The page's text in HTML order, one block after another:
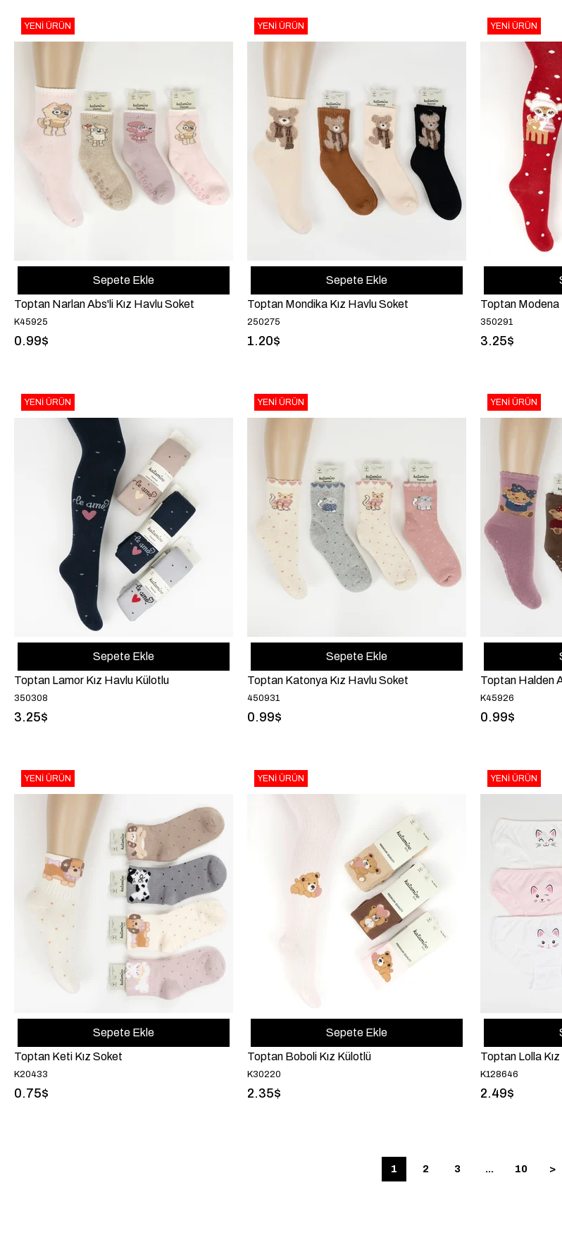
Toptan Narlan Abs'li Kız Havlu Soket
K45925
0.99$
Sepete Ekle
YENI ÜRÜN
Toptan Mondika Kız Havlu Soket
250275
1.20$
Sepete Ekle
YENI ÜRÜN
Toptan Modena
350291
3.25$
YENI ÜRÜN
Toptan Lamor Kız Havlu Külotlu
350308
3.25$
Sepete Ekle
YENI ÜRÜN
Toptan Katonya Kız Havlu Soket
450931
0.99$
Sepete Ekle
YENI ÜRÜN
Toptan Halden
K45926
0.99$
YENI ÜRÜN
Toptan Keti Kız Soket
K20433
0.75$
Sepete Ekle
YENI ÜRÜN
Toptan Boboli Kız Külotlü
K30220
2.35$
Sepete Ekle
YENI ÜRÜN
Toptan Lolla
K128646
2.49$
YENI ÜRÜN
1 2 3 ... 10 >